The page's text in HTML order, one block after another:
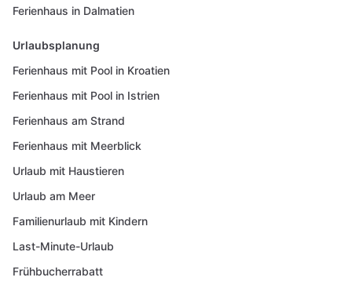
Ferienhaus in Dalmatien
Urlaubsplanung
Ferienhaus mit Pool in Kroatien
Ferienhaus mit Pool in Istrien
Ferienhaus am Strand
Ferienhaus mit Meerblick
Urlaub mit Haustieren
Urlaub am Meer
Familienurlaub mit Kindern
Last-Minute-Urlaub
Frühbucherrabatt